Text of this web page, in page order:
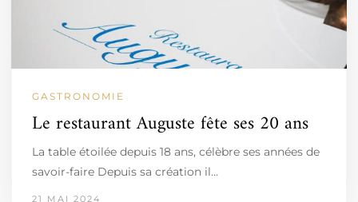
GASTRONOMIE
Le restaurant Auguste fête ses 20 ans
La table étoilée depuis 18 ans, célèbre ses années de
savoir-faire Depuis sa création il…
21 MAI 2024